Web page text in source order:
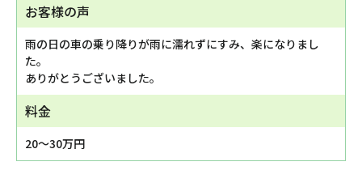
お客様の声
雨の日の車の乗り降りが雨に濡れずにすみ、楽になりまし
た。
ありがとうございました。
料金
20～30万円